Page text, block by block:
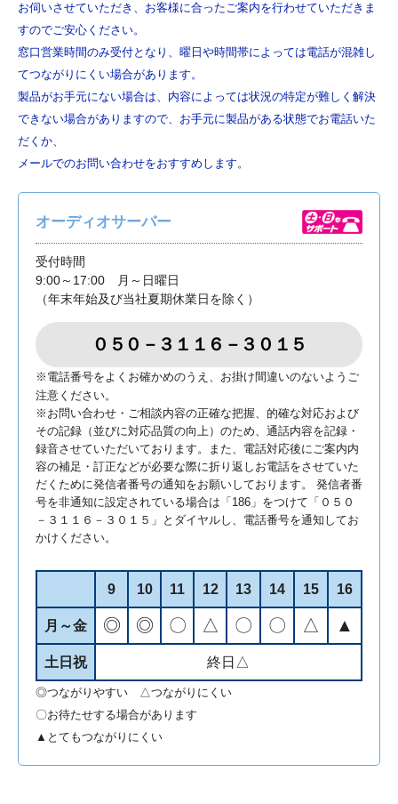
お伺いさせていただき、お客様に合ったご案内を行わせていただきま
すのでご安心ください。
窓口営業時間のみ受付となり、曜日や時間帯によっては電話が混雑し
てつながりにくい場合があります。
製品がお手元にない場合は、内容によっては状況の特定が難しく解決
できない場合がありますので、お手元に製品がある状態でお電話いた
だくか、
メールでのお問い合わせをおすすめします。
オーディオサーバー
受付時間
9:00～17:00 月～日曜日
（年末年始及び当社夏期休業日を除く）
０５０－３１１６－３０１５
※電話番号をよくお確かめのうえ、お掛け間違いのないようご
注意ください。
※お問い合わせ・ご相談内容の正確な把握、的確な対応および
その記録（並びに対応品質の向上）のため、通話内容を記録・
録音させていただいております。また、電話対応後にご案内内
容の補足・訂正などが必要な際に折り返しお電話をさせていた
だくために発信者番号の通知をお願いしております。 発信者番
号を非通知に設定されている場合は「186」をつけて「０５０
－３１１６－３０１５」とダイヤルし、電話番号を通知してお
かけください。
9 10 11 12 13 14 15 16
月～金 ◎ ◎ 〇 △ 〇 〇 △ ▲
土日祝 終日△
◎つながりやすい △つながりにくい
〇お待たせする場合があります
▲とてもつながりにくい